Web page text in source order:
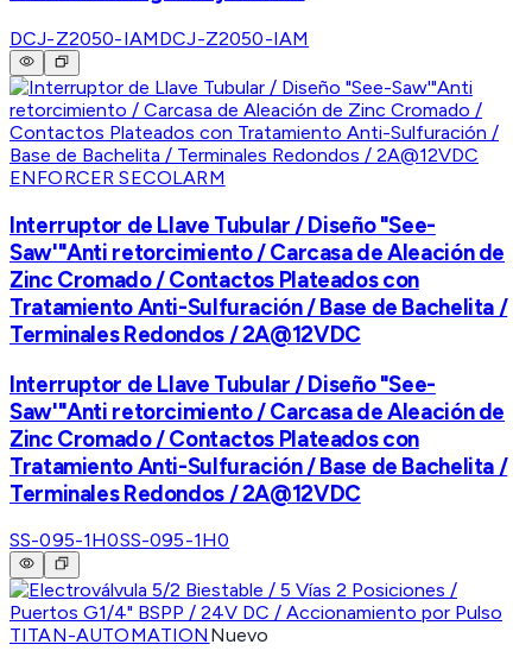
DCJ-Z2050-IAMDCJ-Z2050-IAM
ENFORCER SECOLARM
Interruptor de Llave Tubular / Diseño "See-
Saw'"Anti retorcimiento / Carcasa de Aleación de
Zinc Cromado / Contactos Plateados con
Tratamiento Anti-Sulfuración / Base de Bachelita /
Terminales Redondos / 2A@12VDC
Interruptor de Llave Tubular / Diseño "See-
Saw'"Anti retorcimiento / Carcasa de Aleación de
Zinc Cromado / Contactos Plateados con
Tratamiento Anti-Sulfuración / Base de Bachelita /
Terminales Redondos / 2A@12VDC
SS-095-1H0SS-095-1H0
TITAN-AUTOMATION Nuevo